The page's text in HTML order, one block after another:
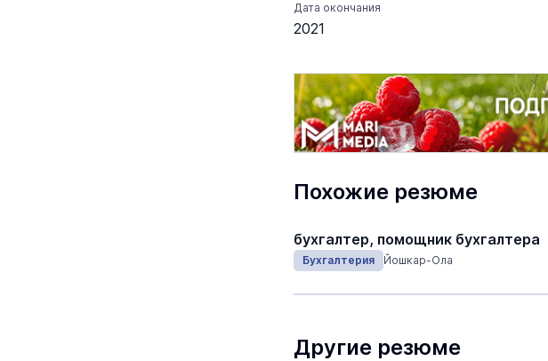
Дата окончания
2021
Похожие резюме
бухгалтер, помощник бухгалтера
Бухгалтерия Йошкар-Ола
Другие резюме